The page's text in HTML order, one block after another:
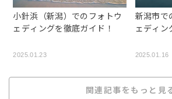
小針浜（新潟）でのフォトウ
ェディングを徹底ガイド！
2025.01.23
新潟市で
ェディン
2025.01.16
関連記事をもっと見